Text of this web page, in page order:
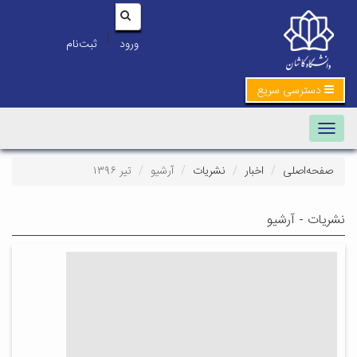
ورود | ثبت‌نام
دسترسی سریع
Toggle navigation
صفحه‌اصلی اخبار نشریات آرشیو تیر ۱۳۹۶
نشریات - آرشیو